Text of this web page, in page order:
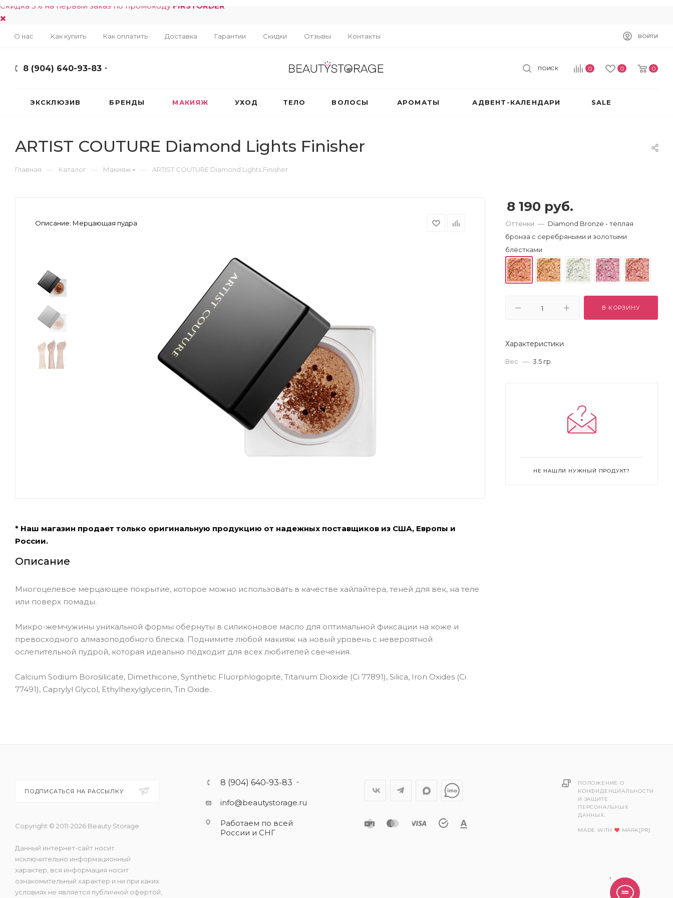
Скидка 5% на первый заказ по промокоду FIRSTORDER
О нас Как купить Как оплатить Доставка Гарантии Скидки Отзывы Контакты ВОЙТИ
8 (904) 640-93-83 0 0 0
ПОИСК
ЭКСКЛЮЗИВ БРЕНДЫ МАКИЯЖ УХОД ТЕЛО ВОЛОСЫ АРОМАТЫ АДВЕНТ-КАЛЕНДАРИ SALE
ARTIST COUTURE Diamond Lights Finisher
Главная — Каталог — Макияж — ARTIST COUTURE Diamond Lights Finisher
Описание: Мерцающая пудра
* Наш магазин продает только оригинальную продукцию от надежных поставщиков из США, Европы и
России.
Описание
Многоцелевое мерцающее покрытие, которое можно использовать в качестве хайлайтера, теней для век, на теле
или поверх помады.
Микро-жемчужины уникальной формы обернуты в силиконовое масло для оптимальной фиксации на коже и
превосходного алмазоподобного блеска. Поднимите любой макияж на новый уровень с невероятной
ослепительной пудрой, которая идеально подходит для всех любителей свечения.
Calcium Sodium Borosilicate, Dimethicone, Synthetic Fluorphlogopite, Titanium Dioxide (Ci 77891), Silica, Iron Oxides (Ci
77491), Caprylyl Glycol, Ethylhexylglycerin, Tin Oxide.
8 190 руб.
Оттенки — Diamond Bronze - тёплая
бронза с серебряными и золотыми
блёстками
В КОРЗИНУ
Характеристики
Вес — 3.5 гр.
НЕ НАШЛИ НУЖНЫЙ ПРОДУКТ?
ПОДПИСАТЬСЯ НА РАССЫЛКУ
Copyright © 2011-2026 Beauty Storage
Данный интернет-сайт носит
исключительно информационный
характер, вся информация носит
ознакомительный характер и ни при каких
условиях не является публичной офертой,
8 (904) 640-93-83
info@beautystorage.ru
Работаем по всей
России и СНГ
ПОЛОЖЕНИЕ О
КОНФИДЕНЦИАЛЬНОСТИ
И ЗАЩИТЕ
ПЕРСОНАЛЬНЫХ
ДАННЫХ.
MADE WITH MARK[PR]